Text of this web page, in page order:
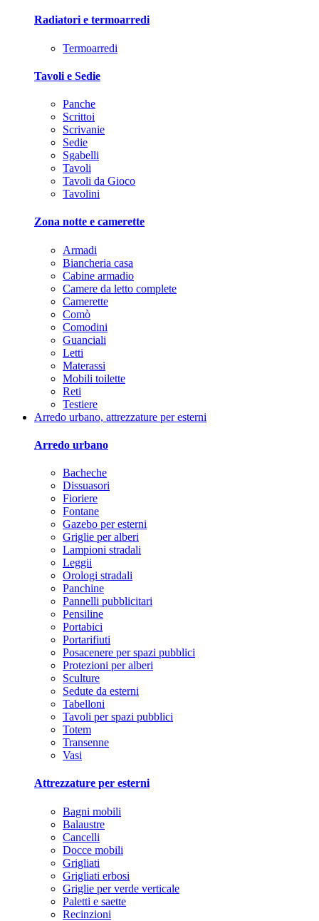
Radiatori e termoarredi
Termoarredi
Tavoli e Sedie
Panche
Scrittoi
Scrivanie
Sedie
Sgabelli
Tavoli
Tavoli da Gioco
Tavolini
Zona notte e camerette
Armadi
Biancheria casa
Cabine armadio
Camere da letto complete
Camerette
Comò
Comodini
Guanciali
Letti
Materassi
Mobili toilette
Reti
Testiere
Arredo urbano, attrezzature per esterni
Arredo urbano
Bacheche
Dissuasori
Fioriere
Fontane
Gazebo per esterni
Griglie per alberi
Lampioni stradali
Leggii
Orologi stradali
Panchine
Pannelli pubblicitari
Pensiline
Portabici
Portarifiuti
Posacenere per spazi pubblici
Protezioni per alberi
Sculture
Sedute da esterni
Tabelloni
Tavoli per spazi pubblici
Totem
Transenne
Vasi
Attrezzature per esterni
Bagni mobili
Balaustre
Cancelli
Docce mobili
Grigliati
Grigliati erbosi
Griglie per verde verticale
Paletti e saette
Recinzioni